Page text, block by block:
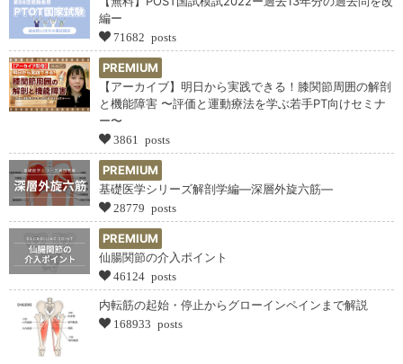
編ー
71682 posts
PREMIUM
【アーカイブ】明日から実践できる！膝関節周囲の解剖
と機能障害 〜評価と運動療法を学ぶ若手PT向けセミナ
ー〜
3861 posts
PREMIUM
基礎医学シリーズ解剖学編―深層外旋六筋―
28779 posts
PREMIUM
仙腸関節の介入ポイント
46124 posts
内転筋の起始・停止からグローインペインまで解説
168933 posts